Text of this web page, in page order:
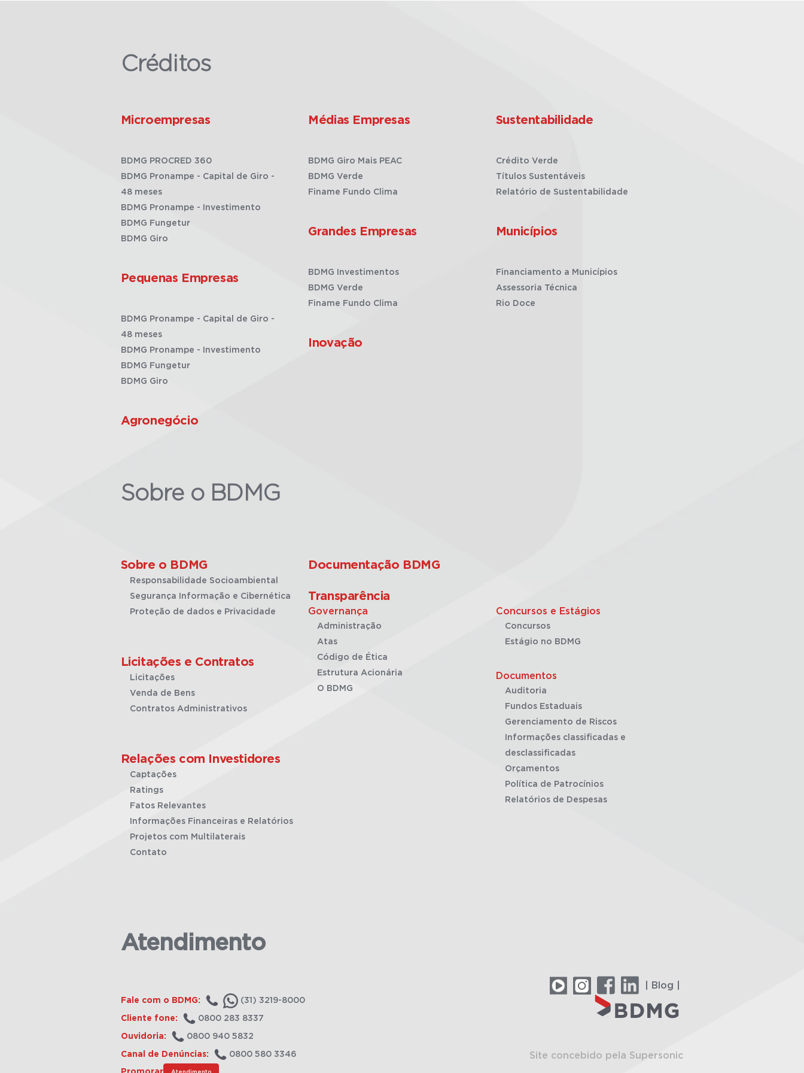
Créditos
Microempresas
BDMG PROCRED 360
BDMG Pronampe - Capital de Giro -
48 meses
BDMG Pronampe - Investimento
BDMG Fungetur
BDMG Giro
Pequenas Empresas
BDMG Pronampe - Capital de Giro -
48 meses
BDMG Pronampe - Investimento
BDMG Fungetur
BDMG Giro
Agronegócio
Médias Empresas
BDMG Giro Mais PEAC
BDMG Verde
Finame Fundo Clima
Grandes Empresas
BDMG Investimentos
BDMG Verde
Finame Fundo Clima
Inovação
Sustentabilidade
Crédito Verde
Títulos Sustentáveis
Relatório de Sustentabilidade
Municípios
Financiamento a Municípios
Assessoria Técnica
Rio Doce
Sobre o BDMG
Sobre o BDMG
Responsabilidade Socioambiental
Segurança Informação e Cibernética
Proteção de dados e Privacidade
Licitações e Contratos
Licitações
Venda de Bens
Contratos Administrativos
Relações com Investidores
Captações
Ratings
Fatos Relevantes
Informações Financeiras e Relatórios
Projetos com Multilaterais
Contato
Documentação BDMG
Transparência
Governança
Administração
Atas
Código de Ética
Estrutura Acionária
O BDMG
Concursos e Estágios
Concursos
Estágio no BDMG
Documentos
Auditoria
Fundos Estaduais
Gerenciamento de Riscos
Informações classificadas e
desclassificadas
Orçamentos
Política de Patrocínios
Relatórios de Despesas
Atendimento
Fale com o BDMG: (31) 3219-8000
Cliente fone: 0800 283 8337
Ouvidoria: 0800 940 5832
Canal de Denúncias: 0800 580 3346
Atendimento
| Blog |
Site concebido pela Supersonic